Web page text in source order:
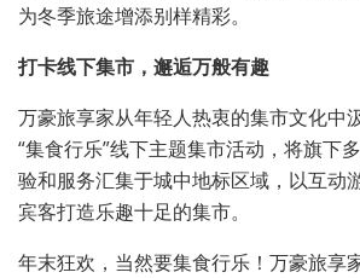
为冬季旅途增添别样精彩。
打卡线下集市，邂逅万般有趣
万豪旅享家从年轻人热衷的集市文化中
“集食行乐”线下主题集市活动，将旗下
验和服务汇集于城中地标区域，以互动
宾客打造乐趣十足的集市。
年末狂欢，当然要集食行乐！万豪旅享